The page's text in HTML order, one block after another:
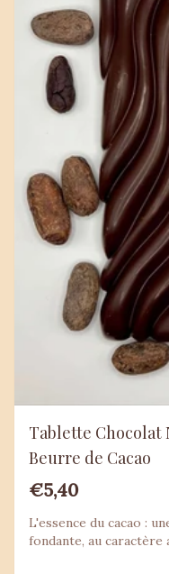
Tablette Chocolat
Beurre de Cacao
€5,40
L'essence du cacao :
fondante, au caractère